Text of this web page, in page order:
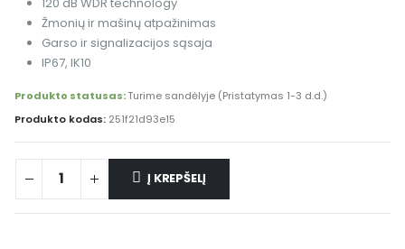
Žmonių ir mašinų atpažinimas
Garso ir signalizacijos sąsaja
IP67, IK10
Produkto statusas:Turime sandėlyje (Pristatymas 1-3 d.d.)
Produkto kodas: 251f21d93e15
Į KREPŠELĮ